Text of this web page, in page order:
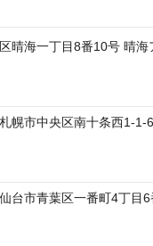
晴海一丁目8番10号 晴海
幌市中央区南十条西1-1-
台市青葉区一番町4丁目6